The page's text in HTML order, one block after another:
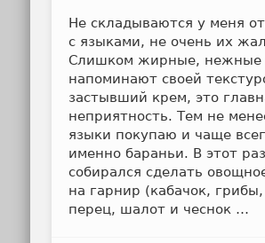
Не складываются у меня
с языками, не очень их
Слишком жирные, нежные
напоминают своей
застывший крем, это
неприятность. Тем не
языки покупаю и чаще
именно бараньи. В этот раз
собирался сделать
на гарнир (кабачок,
перец, шалот и чеснок …